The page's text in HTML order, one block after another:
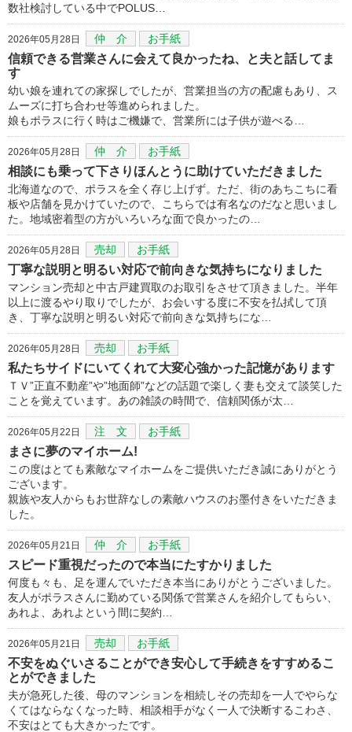
数社検討している中でPOLUS…
2026年05月28日 仲 介 お手紙
信頼できる営業さんに会えて良かったね、と夫と話してま
す
幼い娘を連れての家探しでしたが、営業担当の方の配慮もあり、ス
ムーズに打ち合わせ等進められました。
娘もポラスに行く時はご機嫌で、営業所には子供が遊べる…
2026年05月28日 仲 介 お手紙
相談にも乗って下さりほんとうに助けていただきました
北海道なので、ポラスを全く存じ上げず。ただ、街のあちこちに看
板や店舗を見かけていたので、こちらでは有名なのだなと思いまし
た。地域密着型の方がいろいろな面で良かったの…
2026年05月28日 売却 お手紙
丁寧な説明と明るい対応で前向きな気持ちになりました
マンション売却と中古戸建買取のお取引をさせて頂きました。半年
以上に渡るやり取りでしたが、お会いする度に不安を払拭して頂
き、丁寧な説明と明るい対応で前向きな気持ちにな…
2026年05月28日 売却 お手紙
私たちサイドにいてくれて大変心強かった記憶があります
ＴＶ”正直不動産”や”地面師”などの話題で楽しく妻も交えて談笑した
ことを覚えています。あの雑談の時間で、信頼関係が太…
2026年05月22日 注 文 お手紙
まさに夢のマイホーム!
この度はとても素敵なマイホームをご提供いただき誠にありがとう
ございます。
親族や友人からもお世辞なしの素敵ハウスのお墨付きをいただきま
した。
2026年05月21日 仲 介 お手紙
スピード重視だったので本当にたすかりました
何度も々も、足を運んでいただき本当にありがとうございました。
友人がポラスさんに勤めている関係で営業さんを紹介してもらい、
あれよ、あれよという間に契約…
2026年05月21日 売却 お手紙
不安をぬぐいさることができ安心して手続きをすすめるこ
とができました
夫が急死した後、母のマンションを相続しその売却を一人でやらな
くてはならなくなった時、相談相手がなく一人で決断するこわさ、
不安はとても大きかったです。